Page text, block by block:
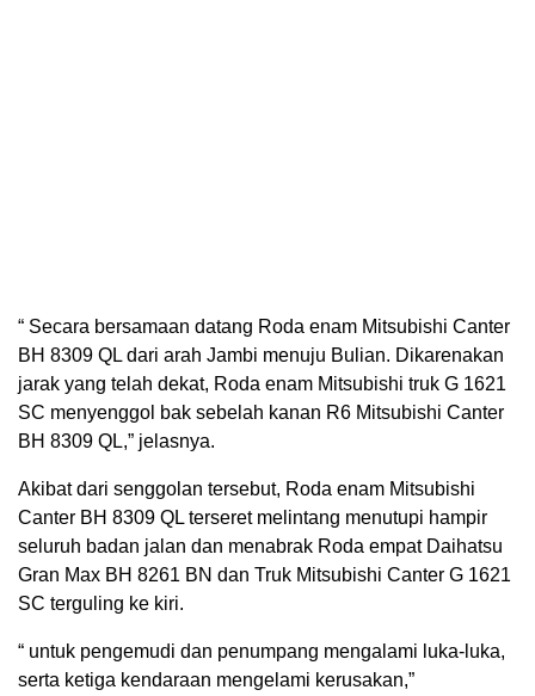
“ Secara bersamaan datang Roda enam Mitsubishi Canter
BH 8309 QL dari arah Jambi menuju Bulian. Dikarenakan
jarak yang telah dekat, Roda enam Mitsubishi truk G 1621
SC menyenggol bak sebelah kanan R6 Mitsubishi Canter
BH 8309 QL,” jelasnya.
Akibat dari senggolan tersebut, Roda enam Mitsubishi
Canter BH 8309 QL terseret melintang menutupi hampir
seluruh badan jalan dan menabrak Roda empat Daihatsu
Gran Max BH 8261 BN dan Truk Mitsubishi Canter G 1621
SC terguling ke kiri.
“ untuk pengemudi dan penumpang mengalami luka-luka,
serta ketiga kendaraan mengelami kerusakan,”